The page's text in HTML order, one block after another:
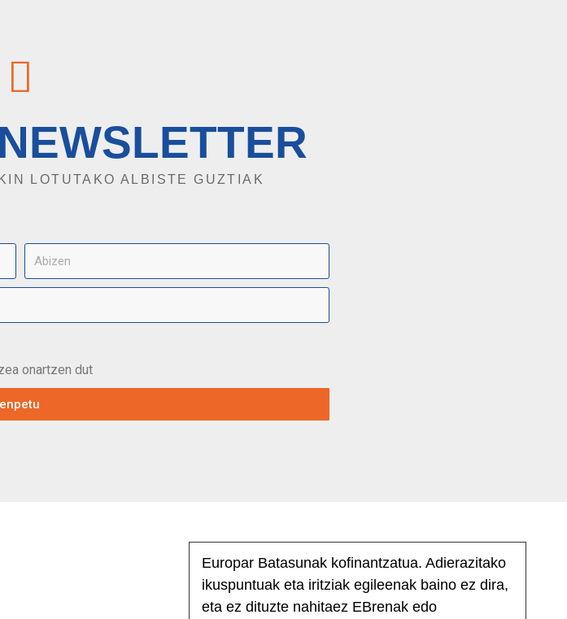
LOTUTAKO ALBISTE GUZTIAK
onartzen dut
Europar Batasunak kofinantzatua. Adierazitako
ikuspuntuak eta iritziak egileenak baino ez dira,
eta ez dituzte nahitaez EBrenak edo